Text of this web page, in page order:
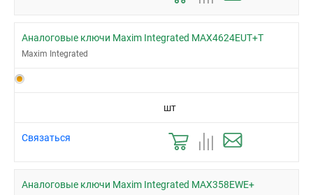
Аналоговые ключи Maxim Integrated MAX4624EUT+T
Maxim Integrated
шт
Связаться
Аналоговые ключи Maxim Integrated MAX358EWE+